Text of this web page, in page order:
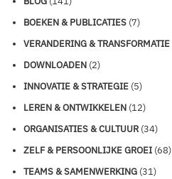
BOEKEN & PUBLICATIES (7)
VERANDERING & TRANSFORMATIE
DOWNLOADEN (2)
INNOVATIE & STRATEGIE (5)
LEREN & ONTWIKKELEN (12)
ORGANISATIES & CULTUUR (34)
ZELF & PERSOONLIJKE GROEI (68)
TEAMS & SAMENWERKING (31)